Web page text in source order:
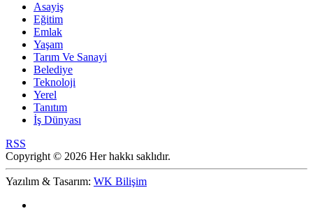
Asayiş
Eğitim
Emlak
Yaşam
Tarım Ve Sanayi
Belediye
Teknoloji
Yerel
Tanıtım
İş Dünyası
RSS
Copyright © 2026 Her hakkı saklıdır.
Yazılım & Tasarım: WK Bilişim